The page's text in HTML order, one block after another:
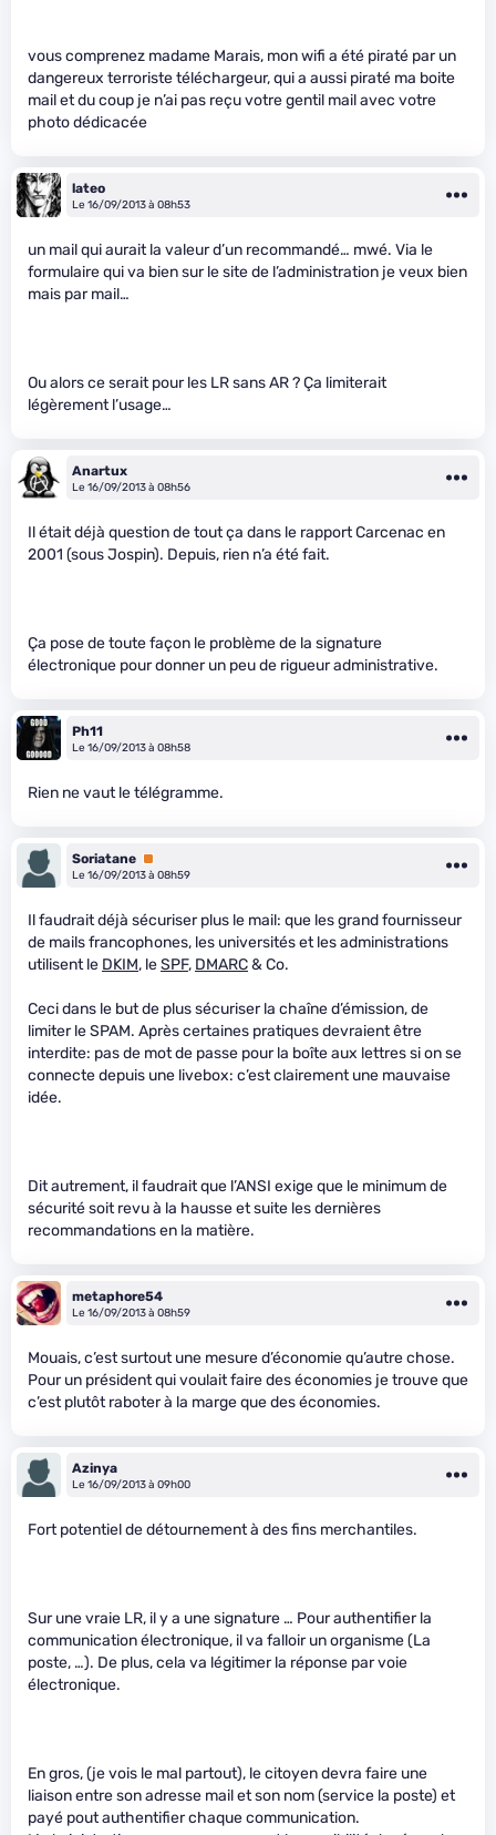
vous comprenez madame Marais, mon wifi a été piraté par un
dangereux terroriste téléchargeur, qui a aussi piraté ma boite
mail et du coup je n’ai pas reçu votre gentil mail avec votre
photo dédicacée
lateo
Le 16/09/2013 à 08h53
un mail qui aurait la valeur d’un recommandé… mwé. Via le
formulaire qui va bien sur le site de l’administration je veux bien
mais par mail…
Ou alors ce serait pour les LR sans AR ? Ça limiterait
légèrement l’usage…
Anartux
Le 16/09/2013 à 08h56
Il était déjà question de tout ça dans le rapport Carcenac en
2001 (sous Jospin). Depuis, rien n’a été fait.
Ça pose de toute façon le problème de la signature
électronique pour donner un peu de rigueur administrative.
Ph11
Le 16/09/2013 à 08h58
Rien ne vaut le télégramme.
Soriatane Premium
Le 16/09/2013 à 08h59
Il faudrait déjà sécuriser plus le mail: que les grand fournisseur
de mails francophones, les universités et les administrations
utilisent le DKIM, leSPF, DMARC& Co.
Ceci dans le but de plus sécuriser la chaîne d’émission, de
limiter le SPAM. Après certaines pratiques devraient être
interdite: pas de mot de passe pour la boîte aux lettres si on se
connecte depuis une livebox: c’est clairement une mauvaise
idée.
Dit autrement, il faudrait que l’ANSI exige que le minimum de
sécurité soit revu à la hausse et suite les dernières
recommandations en la matière.
metaphore54
Le 16/09/2013 à 08h59
Mouais, c’est surtout une mesure d’économie qu’autre chose.
Pour un président qui voulait faire des économies je trouve que
c’est plutôt raboter à la marge que des économies.
Azinya
Le 16/09/2013 à 09h00
Fort potentiel de détournement à des fins merchantiles.
Sur une vraie LR, il y a une signature … Pour authentifier la
communication électronique, il va falloir un organisme (La
poste, …). De plus, cela va légitimer la réponse par voie
électronique.
En gros, (je vois le mal partout), le citoyen devra faire une
liaison entre son adresse mail et son nom (service la poste) et
payé pout authentifier chaque communication.